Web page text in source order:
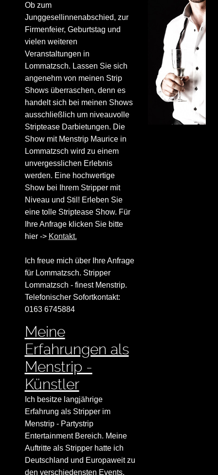
Ob zum
Junggesellinnenabschied, zur
Firmenfeier, Geburtstag und
vielen weiteren
Veranstaltungen in
Lommatzsch. Lassen Sie sich
angenehm von meinen Strip
Shows überraschen, denn es
handelt sich bei meinen Shows
ausschließlich um niveauvolle
Striptease Darbietungen. Die
Show mit Menstrip Maurice in
Lommatzsch wird zu einem
unvergesslichen Erlebnis
werden. Eine hochwertige
Show bei Ihrem Stripper mit
Niveau und Stil! Erleben Sie
eine tolle Striptease Show. Für
Ihre Anfrage klicken Sie bitte
hier -> Kontakt.
Ich freue mich über Ihre Anfrage
für Lommatzsch. Stripper
Lommatzsch - finest Menstrip.
Telefonischer Sofortkontakt:
0163 6745884
Meine
Erfahrungen als
Menstrip -
Künstler
Ich besitze langjährige
Erfahrung als Stripper im
Menstrip - Partystrip
Entertainment Bereich. Meine
Auftritte als Stripper hatte ich
Deutschland und Europaweit zu
den verschiedensten Events.